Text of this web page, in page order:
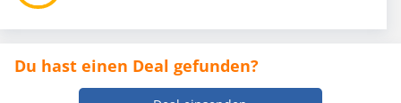
Du hast einen Deal gefunden?